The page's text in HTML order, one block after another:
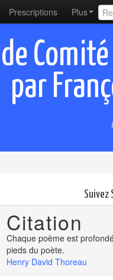
Prescriptions Plus
par
Suivez
Citation
Chaque poème est
pieds du poète.
Henry David Thoreau